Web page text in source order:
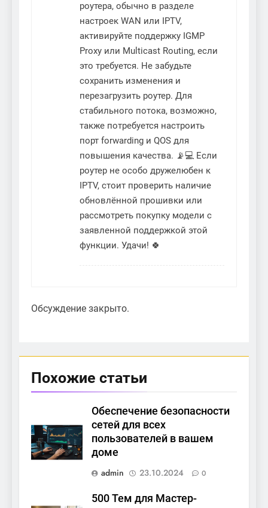
роутера, обычно в разделе
настроек WAN или IPTV,
активируйте поддержку IGMP
Proxy или Multicast Routing, если
это требуется. Не забудьте
сохранить изменения и
перезагрузить роутер. Для
стабильного потока, возможно,
также потребуется настроить
порт forwarding и QOS для
повышения качества. 📡💻 Если
роутер не особо дружелюбен к
IPTV, стоит проверить наличие
обновлённой прошивки или
рассмотреть покупку модели с
заявленной поддержкой этой
функции. Удачи! 🍀
Обсуждение закрыто.
Похожие статьи
Обеспечение безопасности
сетей для всех
пользователей в вашем
доме
admin
23.10.2024 0
500 Тем для Мастер-